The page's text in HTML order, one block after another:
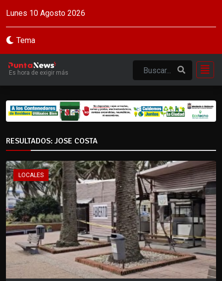
Lunes 10 Agosto 2026
Tema
Es hora de exigir más
RESULTADOS: JOSE COSTA
LOCALES